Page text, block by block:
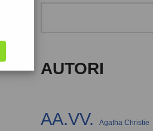
AUTORI
AA.VV. Agatha Christie